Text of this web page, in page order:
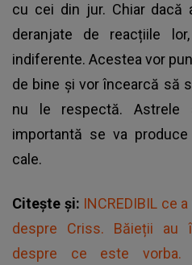
cu cei din jur. Chiar dacă
deranjate de reacțiile
indiferente. Acestea vor
de bine și vor încearcă să
nu le respectă. Astrele
importantă se va
cale.
Citește și: INCREDIBIL ce
despre Criss. Băieții au
despre ce este